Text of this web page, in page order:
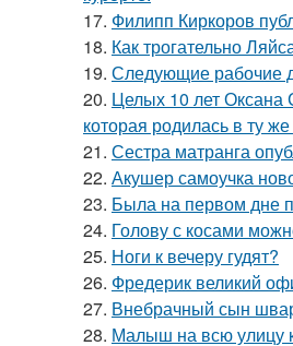
17. Филипп Киркоров
18. Как трогательно
19. Следующие рабочие
20. Целых 10 лет Оксана
которая родилась в ту же
21. Сестра матранга
22. Акушер самоучка
23. Была на первом дне
24. Голову с косами
25. Ноги к вечеру гудят?
26. Фредерик великий
27. Внебрачный сын
28. Малыш на всю улицу